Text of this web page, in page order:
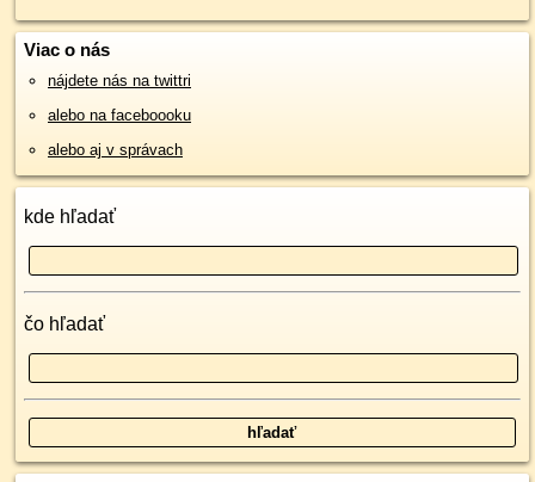
Viac o nás
nájdete nás na twittri
alebo na faceboooku
alebo aj v správach
kde hľadať
čo hľadať